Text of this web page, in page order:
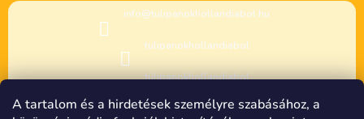
A tartalom és a hirdetések személyre szabásához, a
info@tulipanokhollandiabol.hu
tulipanokhollandiabol
tulipanokhollandiabol